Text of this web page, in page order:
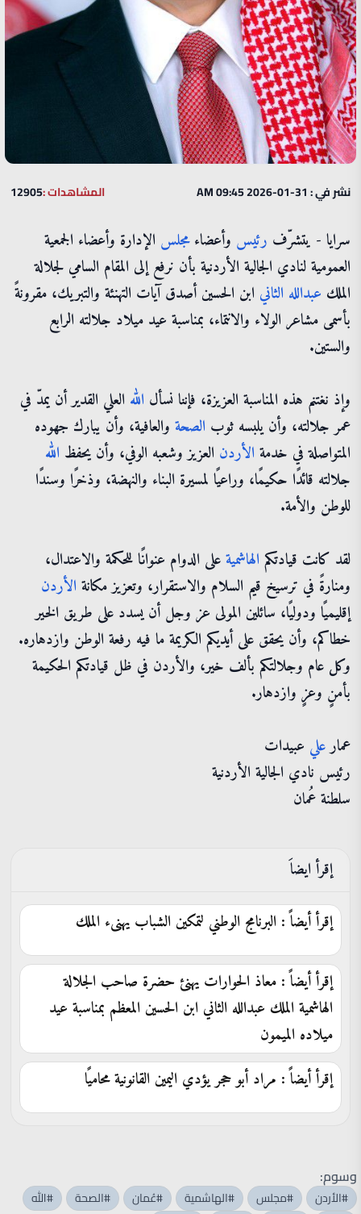
نشر في : 31-01-2026 09:45 AM المشاهدات :12905
سرايا - يتشرّف رئيس وأعضاءمجلس الإدارة وأعضاء الجمعية
العمومية لنادي الجالية الأردنية بأن نرفع إلى المقام السامي لجلالة
الملك عبدالله الثاني ابن الحسين أصدق آيات التهنئة والتبريك، مقرونةً
بأسمى مشاعر الولاء والانتماء، بمناسبة عيد ميلاد جلالته الرابع
والستين.
وإذ نغتنم هذه المناسبة العزيزة، فإننا نسأل الله العلي القدير أن يمدّ في
عمر جلالته، وأن يلبسه ثوب الصحة والعافية، وأن يبارك جهوده
المتواصلة في خدمة الأردن العزيز وشعبه الوفي، وأن يحفظ الله
جلالته قائدًا حكيمًا، وراعيًا لمسيرة البناء والنهضة، وذخرًا وسندًا
للوطن والأمة.
لقد كانت قيادتكم الهاشميةعلى الدوام عنوانًا للحكمة والاعتدال،
ومنارةً في ترسيخ قيم السلام والاستقرار، وتعزيز مكانة الأردن
إقليميًا ودوليًا، سائلين المولى عز وجل أن يسدد على طريق الخير
خطاكم، وأن يحقق على أيديكم الكريمة ما فيه رفعة الوطن وازدهاره.
وكل عام وجلالتكم بألف خير، والأردن في ظل قيادتكم الحكيمة
بأمنٍ وعزٍ وازدهار.
عمارعلي عبيدات
رئيس نادي الجالية الأردنية
سلطنة عُمان
إقرأ ايضاَ
إقرأ أيضاً : البرنامج الوطني لتمكين الشباب يهنىء الملك
إقرأ أيضاً : معاذ الحوارات يهنئ حضرة صاحب الجلالة
الهاشمية الملك عبدالله الثاني ابن الحسين المعظم بمناسبة عيد
ميلاده الميمون
إقرأ أيضاً : مراد أبو حجر يؤدي اليمين القانونية محاميًا
وسوم:
#الأردن #مجلس #الهاشمية #عُمان #الصحة
#الله